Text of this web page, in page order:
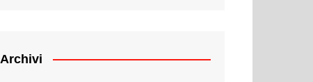
Archivi